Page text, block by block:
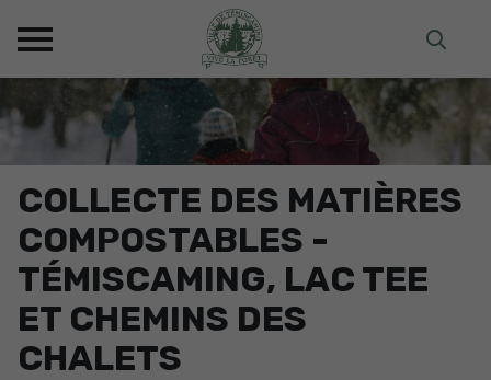
COLLECTE DES MATIÈRES
COMPOSTABLES -
TÉMISCAMING, LAC TEE
ET CHEMINS DES
CHALETS